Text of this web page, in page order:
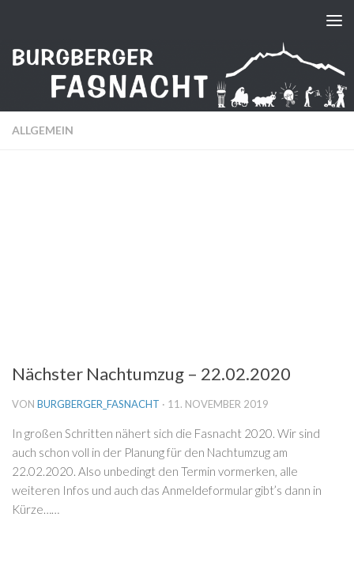
ALLGEMEIN
Nächster Nachtumzug – 22.02.2020
VON BURGBERGER_FASNACHT · 11. NOVEMBER 2019
In großen Schritten nähert sich die Fasnacht 2020. Wir sind
auch schon voll in der Planung für den Nachtumzug am
22.02.2020. Also unbedingt den Termin vormerken, alle
weiteren Infos und auch das Anmeldeformular gibt’s dann in
Kürze……